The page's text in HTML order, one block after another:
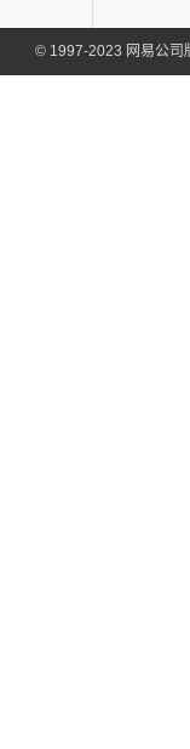
©1997-2023 网易公司